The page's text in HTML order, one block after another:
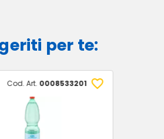
per te:
Cod. Art. 0008533201